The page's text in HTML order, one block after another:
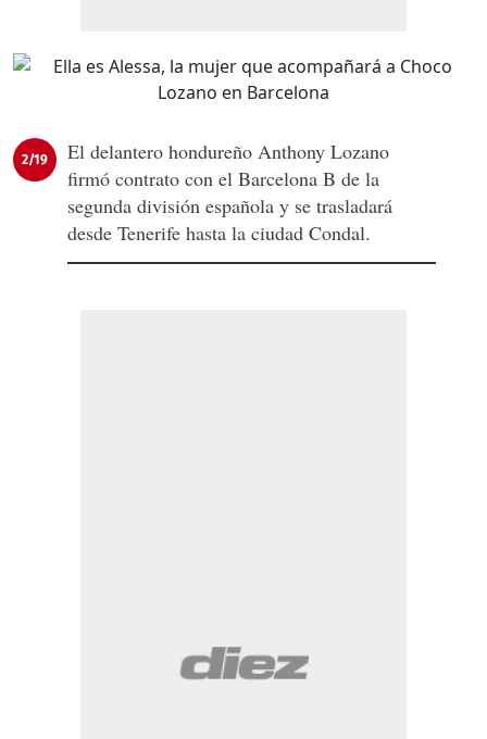
2/19
El delantero hondureño Anthony Lozano
firmó contrato con el Barcelona B de la
segunda división española y se trasladará
desde Tenerife hasta la ciudad Condal.